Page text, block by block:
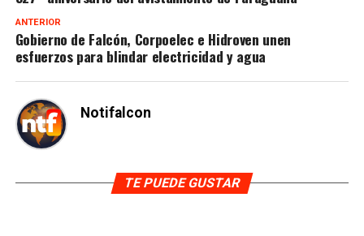
ANTERIOR
Gobierno de Falcón, Corpoelec e Hidroven unen
esfuerzos para blindar electricidad y agua
Notifalcon
TE PUEDE GUSTAR